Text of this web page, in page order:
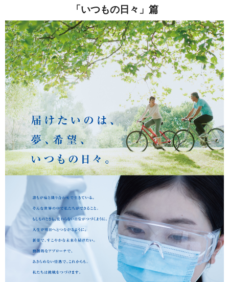
「いつもの日々」篇